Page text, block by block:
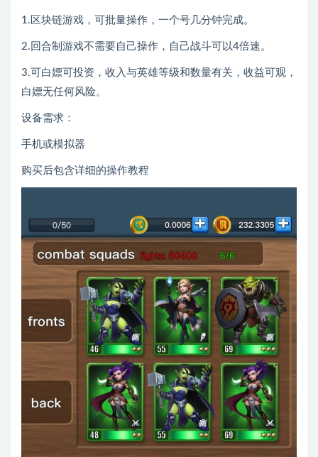
1.区块链游戏，可批量操作，一个号几分钟完成。
2.回合制游戏不需要自己操作，自己战斗可以4倍速。
3.可白嫖可投资，收入与英雄等级和数量有关，收益可观，
白嫖无任何风险。
设备需求：
手机或模拟器
购买后包含详细的操作教程